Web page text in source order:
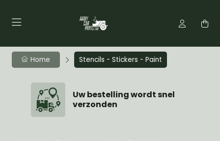
Home Stencils - Stickers - Paint
Uw bestelling wordt snel
verzonden